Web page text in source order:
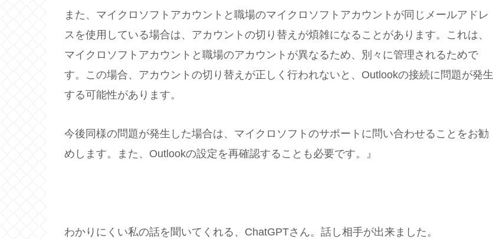
また、マイクロソフトアカウントと職場のマイクロソフトアカウントが同じメールアドレ
スを使用している場合は、アカウントの切り替えが煩雑になることがあります。これは、
マイクロソフトアカウントと職場のアカウントが異なるため、別々に管理されるためで
す。この場合、アカウントの切り替えが正しく行われないと、Outlookの接続に問題が発生
する可能性があります。
今後同様の問題が発生した場合は、マイクロソフトのサポートに問い合わせることをお勧
めします。また、Outlookの設定を再確認することも必要です。』
わかりにくい私の話を聞いてくれる、ChatGPTさん。話し相手が出来ました。